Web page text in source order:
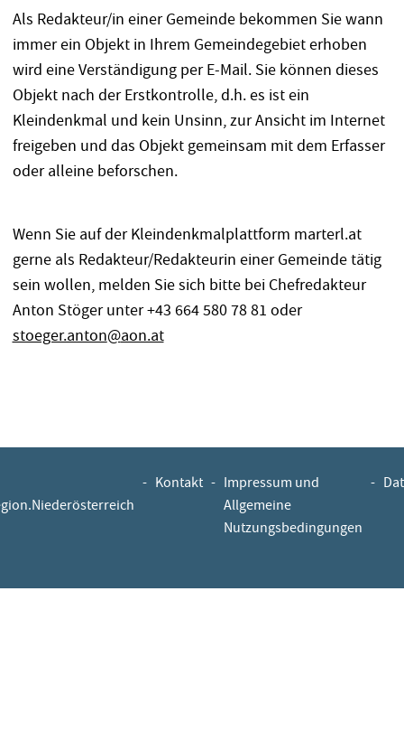
Als Redakteur/in einer Gemeinde bekommen Sie wann
immer ein Objekt in Ihrem Gemeindegebiet erhoben
wird eine Verständigung per E-Mail. Sie können dieses
Objekt nach der Erstkontrolle, d.h. es ist ein
Kleindenkmal und kein Unsinn, zur Ansicht im Internet
freigeben und das Objekt gemeinsam mit dem Erfasser
oder alleine beforschen.
Wenn Sie auf der Kleindenkmalplattform marterl.at
gerne als Redakteur/Redakteurin einer Gemeinde tätig
sein wollen, melden Sie sich bitte bei Chefredakteur
Anton Stöger unter +43 664 580 78 81 oder
stoeger.anton@aon.at
- Kontakt - Impressum und
Allgemeine
Nutzungsbedingungen
-